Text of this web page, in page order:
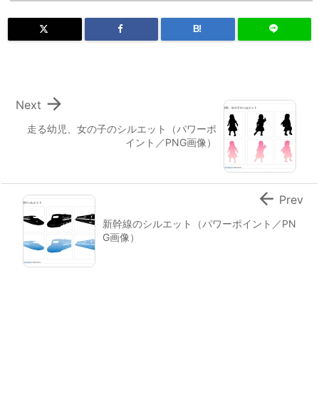
B!
走る幼児、女の子のシルエット（パワーポ
イント／PNG画像）

Next
新幹線のシルエット（パワーポイント／PN
G画像）
 Prev